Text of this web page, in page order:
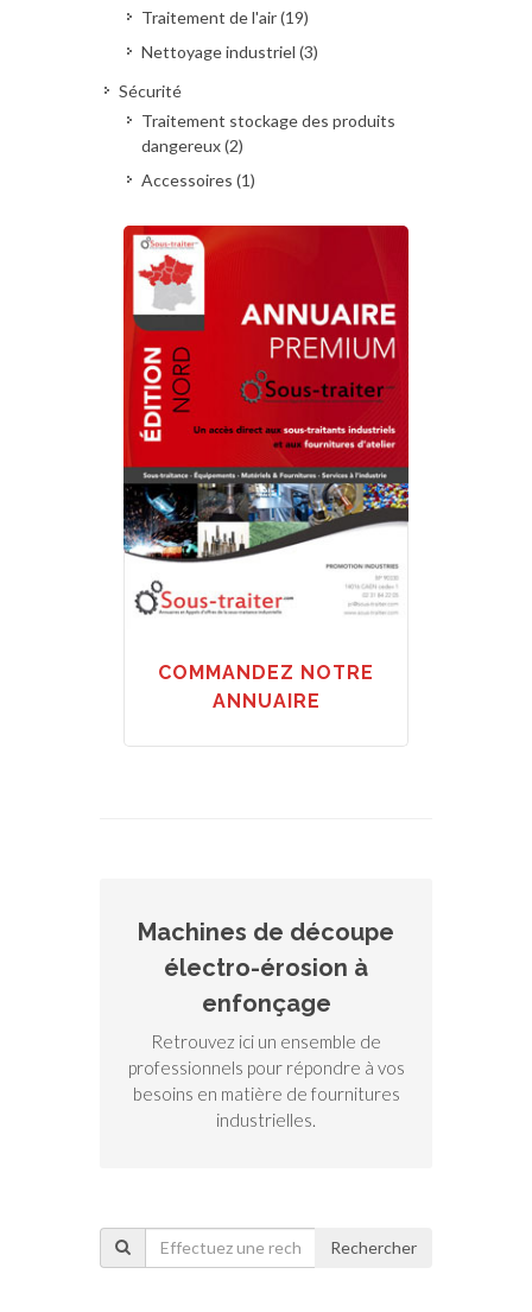
Traitement de l'air (19)
Nettoyage industriel (3)
Sécurité
Traitement stockage des produits
dangereux (2)
Accessoires (1)
COMMANDEZ NOTRE
ANNUAIRE
Machines de découpe
électro-érosion à
enfonçage
Retrouvez ici un ensemble de
professionnels pour répondre à vos
besoins en matière de fournitures
industrielles.
Rechercher